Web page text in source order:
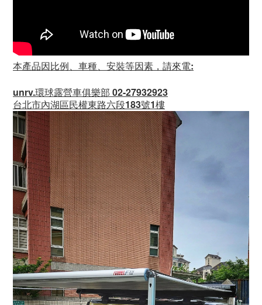
本產品因比例、車種、安裝等因素，請來電:
unrv.環球露營車俱樂部 02-27932923
台北市內湖區民權東路六段183號1樓